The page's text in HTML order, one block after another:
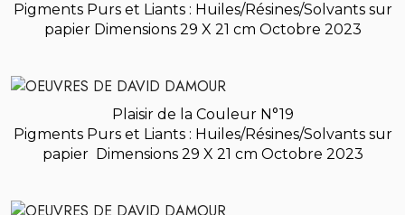
Pigments Purs et Liants : Huiles/Résines/Solvants sur
papier Dimensions 29 X 21 cm Octobre 2023
Plaisir de la Couleur N°19
Pigments Purs et Liants : Huiles/Résines/Solvants sur
papier Dimensions 29 X 21 cm Octobre 2023